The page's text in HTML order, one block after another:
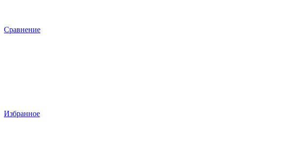
Сравнение
Избранное